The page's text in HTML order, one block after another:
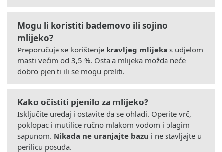
Mogu li koristiti bademovo ili sojino
mlijeko?
Preporučuje se korištenje kravljeg mlijeka s udjelom
masti većim od 3,5 %. Ostala mlijeka možda neće
dobro pjeniti ili se mogu preliti.
Kako očistiti pjenilo za mlijeko?
Isključite uređaj i ostavite da se ohladi. Operite vrč,
poklopac i mutilice ručno mlakom vodom i blagim
sapunom. Nikada ne uranjajte bazu i ne stavljajte u
perilicu posuđa.